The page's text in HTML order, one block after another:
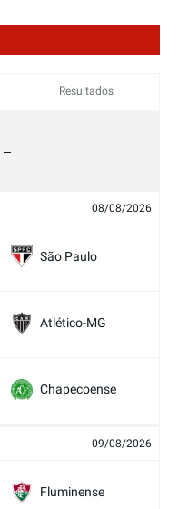
Resultados
08/08/2026
São Paulo
Atlético-MG
Chapecoense
09/08/2026
Fluminense